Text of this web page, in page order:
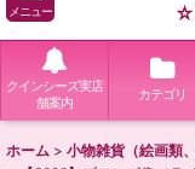
メニュー
☆
クインシーズ実店
舗案内
カテゴリ
ホーム > 小物雑貨（絵画類